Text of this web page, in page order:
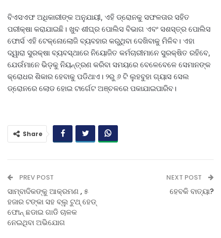
ବିଏସଏଫ ଅଧିକାରୀଙ୍କ ଅନୁଯାୟୀ, ଏହି ଡ୍ରୋନକୁ ସଫଳତାର ସହିତ
ପରୀକ୍ଷା କରାଯାଇଛି। ଖୁବ ଶୀଘ୍ର ପୋଲିସ ବିଭାଗ ଏବଂ ସଶସ୍ତ୍ର ପୋଲିସ
ଫୋର୍ସ ଏହି ଟେକ୍ନୋଲୋଜି ବ୍ୟବହାର କରୁଥିବା ଦେଖିବାକୁ ମିଳିବ। ଏହା
ଦ୍ୱାରା ସୁରକ୍ଷା ବ୍ୟବସ୍ଥାରେ ନିୟୋଜିତ କର୍ମଚାରୀମାନେ ସୁରକ୍ଷିତ ରହିବେ,
ଯେଉଁମାନେ ଭିଡ଼କୁ ନିୟନ୍ତ୍ରଣ କରିବା ସମୟରେ ବେଳେବେଳେ ସେମାନଙ୍କ
କ୍ରୋଧର ଶିକାର ହେବାକୁ ପଡିଥାଏ। ୨ରୁ ୬ ଟି ଲୁହବୁହା ଗ୍ୟାସ ସେଲ
ଡ୍ରୋନରେ ଲୋଡ ହୋଇ ଟାର୍ଗେଟ ଅଞ୍ଚଳରେ ପକାଯାଇପାରିବ।
Share
PREV POST
ସାମ୍ବାଦିକଙ୍କୁ ଆକ୍ରମଣ , ୫
ହଜାର ଟଙ୍କା ସହ ବ୍ଲୁ ଟୁଥ୍ ହେଡ୍
ଫୋନ୍ ଛଡାଇ ଗାଡି ଚାଳକ
ନେଇଥିବା ଅଭିଯୋଗ
NEXT POST
ହେବକି ବାତ୍ୟା?